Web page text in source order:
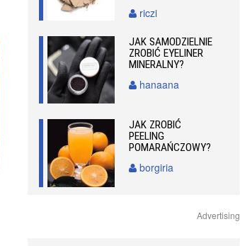
riczi
JAK SAMODZIELNIE
ZROBIĆ EYELINER
MINERALNY?
hanaana
JAK ZROBIĆ
PEELING
POMARAŃCZOWY?
borgiria
Advertising